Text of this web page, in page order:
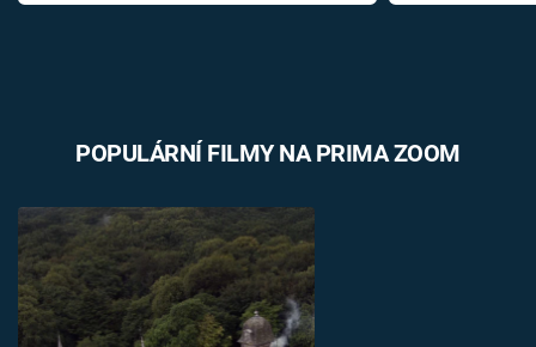
POPULÁRNÍ FILMY NA PRIMA ZOOM